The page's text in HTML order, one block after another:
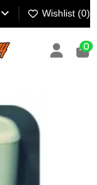
Wishlist (0)
0